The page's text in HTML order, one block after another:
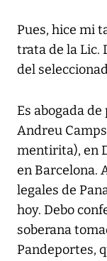
Pues, hice mi
trata de la Lic.
del
Es abogada
Andreu
mentirita), en
en Barcelona.
legales de
hoy. Debo
soberana
Pandeportes,